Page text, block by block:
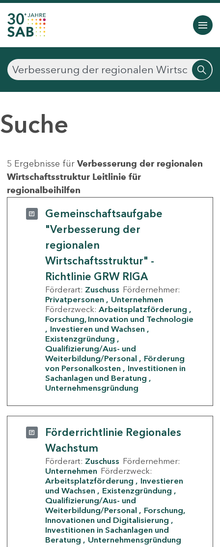
Suche
5 Ergebnisse für Verbesserung der regionalen
Wirtschaftsstruktur Leitlinie für
regionalbeihilfen
Gemeinschaftsaufgabe
"Verbesserung der
regionalen
Wirtschaftsstruktur" -
Richtlinie GRW RIGA
Förderart: Zuschuss Fördernehmer:
Privatpersonen
Unternehmen
Förderzweck: Arbeitsplatzförderung
Forschung, Innovation und Technologie
Investieren und Wachsen
Existenzgründung
Qualifizierung/Aus- und
Weiterbildung/Personal
Förderung
von Personalkosten
Investitionen in
Sachanlagen und Beratung
Unternehmensgründung
Förderrichtlinie Regionales
Wachstum
Förderart: Zuschuss Fördernehmer:
Unternehmen Förderzweck:
Arbeitsplatzförderung
Investieren
und Wachsen
Existenzgründung
Qualifizierung/Aus- und
Weiterbildung/Personal
Forschung,
Innovationen und Digitalisierung
Investitionen in Sachanlagen und
Beratung
Unternehmensgründung